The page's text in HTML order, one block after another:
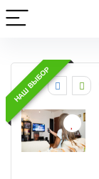
НАШ ВЫБОР
-1